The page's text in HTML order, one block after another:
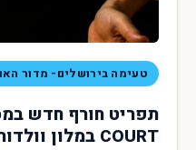
טעימה בירושלים- מדור
COURT במלון וולדורף אסטוריה ירושלים